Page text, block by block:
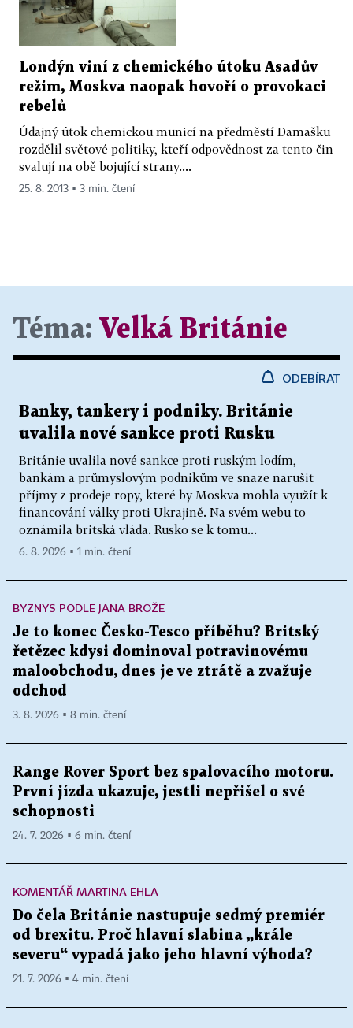
Londýn viní z chemického útoku Asadův
režim, Moskva naopak hovoří o provokaci
rebelů
Údajný útok chemickou municí na předměstí Damašku
rozdělil světové politiky, kteří odpovědnost za tento čin
svalují na obě bojující strany....
25. 8. 2013 ▪ 3 min. čtení
Téma: Velká Británie
ODEBÍRAT
Banky, tankery i podniky. Británie
uvalila nové sankce proti Rusku
Británie uvalila nové sankce proti ruským lodím,
bankám a průmyslovým podnikům ve snaze narušit
příjmy z prodeje ropy, které by Moskva mohla využít k
financování války proti Ukrajině. Na svém webu to
oznámila britská vláda. Rusko se k tomu...
6. 8. 2026 ▪ 1 min. čtení
BYZNYS PODLE JANA BROŽE
Je to konec Česko-Tesco příběhu? Britský
řetězec kdysi dominoval potravinovému
maloobchodu, dnes je ve ztrátě a zvažuje
odchod
3. 8. 2026 ▪ 8 min. čtení
Range Rover Sport bez spalovacího motoru.
První jízda ukazuje, jestli nepřišel o své
schopnosti
24. 7. 2026 ▪ 6 min. čtení
KOMENTÁŘ MARTINA EHLA
Do čela Británie nastupuje sedmý premiér
od brexitu. Proč hlavní slabina „krále
severu“ vypadá jako jeho hlavní výhoda?
21. 7. 2026 ▪ 4 min. čtení